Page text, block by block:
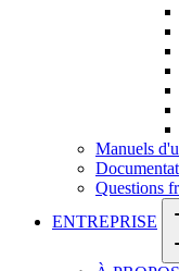
Manuels
Questions
ENTREPRISE